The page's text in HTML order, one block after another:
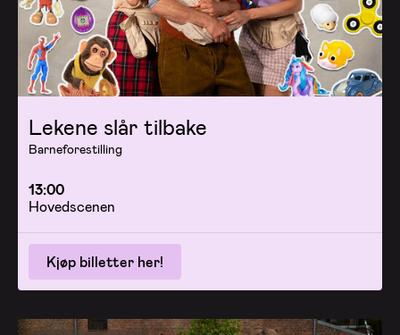
Lekene slår tilbake
Barneforestilling
13:00
Hovedscenen
Kjøp billetter her!